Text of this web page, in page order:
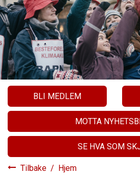
BLI MEDLEM
MOTTA
SE HVA SOM
Tilbake / Hjem